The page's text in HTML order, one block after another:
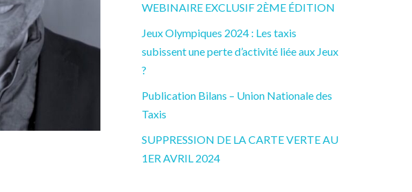
WEBINAIRE EXCLUSIF 2ÈME ÉDITION
Jeux Olympiques 2024 : Les taxis
subissent une perte d’activité liée aux Jeux
?
Publication Bilans – Union Nationale des
Taxis
SUPPRESSION DE LA CARTE VERTE AU
1ER AVRIL 2024